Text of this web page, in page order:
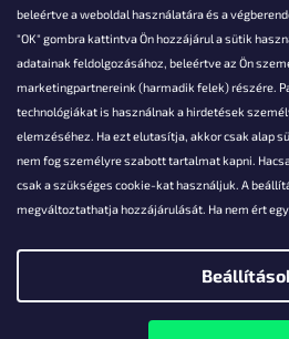
beleértve a weboldal használatára és a
"OK" gombra kattintva Ön hozzájárul a sütik
adatainak feldolgozásához, beleértve az Ön
marketingpartnereink (harmadik felek) részére.
technológiákat is használnak a hirdetések
elemzéséhez. Ha ezt elutasítja, akkor csak alap
nem fog személyre szabott tartalmat kapni.
csak a szükséges cookie-kat használjuk. A
megváltoztathatja hozzájárulását. Ha nem ért
info@falanzo.hu